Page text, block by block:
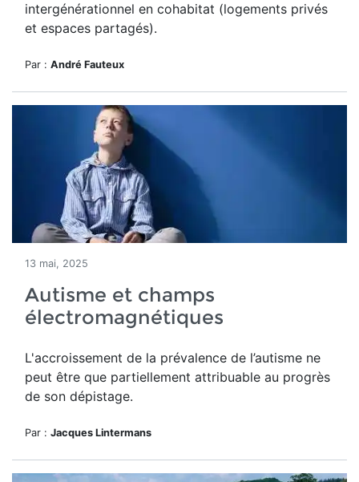
intergénérationnel en cohabitat (logements privés
et espaces partagés).
Par : André Fauteux
13 mai, 2025
Autisme et champs
électromagnétiques
L'accroissement de la prévalence de l’autisme ne
peut être que partiellement attribuable au progrès
de son dépistage.
Par : Jacques Lintermans